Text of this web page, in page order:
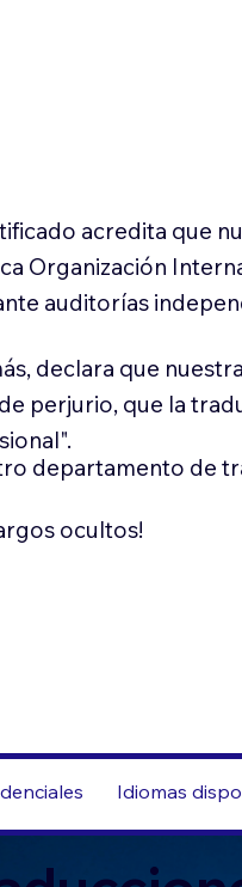
acredita que
Organización
auditorías
declara que
perjurio, que la
departamento de
ocultos!
Idiomas